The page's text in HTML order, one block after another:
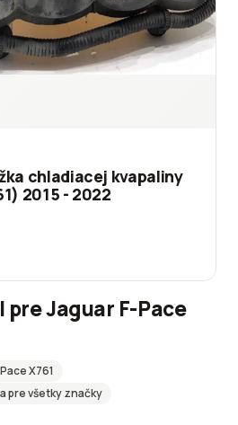
chladiacej kvapaliny
2015 - 2022
preJaguar F-Pace
X761
pre všetky značky